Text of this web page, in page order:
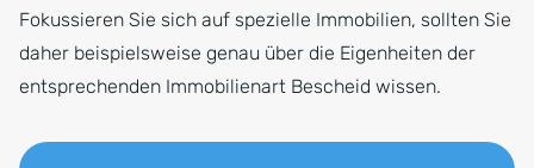
Fokussieren Sie sich auf spezielle Immobilien, sollten Sie
daher beispielsweise genau über die Eigenheiten der
entsprechenden Immobilienart Bescheid wissen.